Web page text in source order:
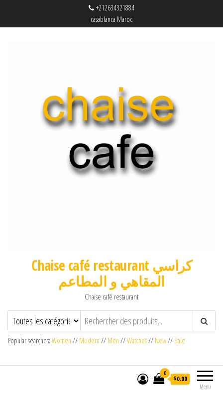
+212634321884
casablanca Maroc
Chaise café restaurant كراسي
المقاهي و المطاعم
Chaise café restaurant
Popular searches: Women // Modern // Men //Watches// New// Sale
Menu
0
$0.00